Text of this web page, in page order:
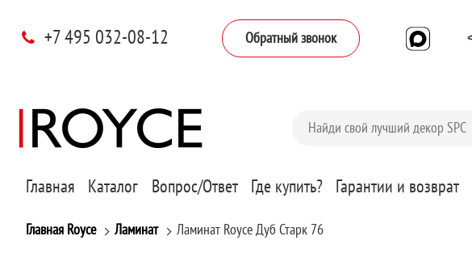
+7 495 032-08-12 Обратный звонок
Главная Каталог Вопрос/Ответ Где купить? Гарантии и возврат
Главная Royce Ламинат Ламинат Royce Дуб Старк 76